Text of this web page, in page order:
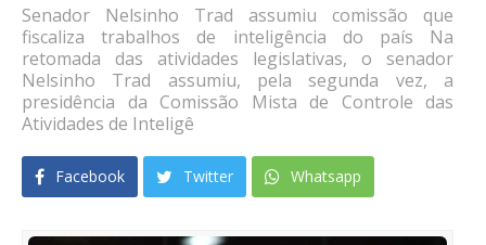
Senador Nelsinho Trad assumiu comissão que
fiscaliza trabalhos de inteligência do país Na
retomada das atividades legislativas, o senador
Nelsinho Trad assumiu, pela segunda vez, a
presidência da Comissão Mista de Controle das
Atividades de Inteligê
Facebook Twitter Whatsapp